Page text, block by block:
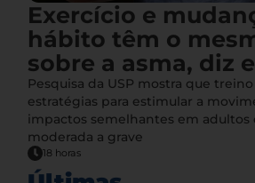
Exercício e
hábito têm o
sobre a asma, diz
Pesquisa da USP mostra que
estratégias para estimular a
impactos semelhantes em adultos
moderada a grave
18 horas